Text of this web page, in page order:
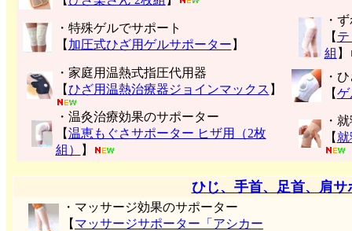
・特殊ゲルでサポート
【 加圧式ひざ用ゲルサポーター 】
・
【
組 】
・家庭用温熱式指圧代用器
【ひざ用温熱治療器ジョインマックス 】
・
【ゲ
・温灸治療効果のサポーター
【温恵もぐさサポーター ヒザ用（2枚
組）
】
・
【
ひじ、手首、足首、肩サ
・マッサージ効果のサポーター
【 マッサージサポーター「アシカー